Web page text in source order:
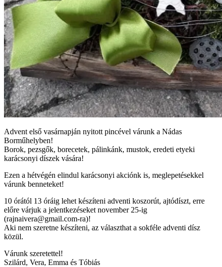
Advent első vasárnapján nyitott pincével várunk a Nádas
Borműhelyben!
Borok, pezsgők, borecetek, pálinkánk, mustok, eredeti etyeki
karácsonyi díszek vására!
Ezen a hétvégén elindul karácsonyi akciónk is, meglepetésekkel
várunk benneteket!
10 órától 13 óráig lehet készíteni adventi koszorút, ajtódíszt, erre
előre várjuk a jelentkezéseket november 25-ig
(rajnaivera@gmail.com-ra)!
Aki nem szeretne készíteni, az választhat a sokféle adventi dísz
közül.
Várunk szeretettel!
Szilárd, Vera, Emma és Tóbiás